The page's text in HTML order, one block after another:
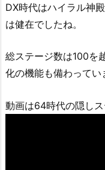
DX時代はハイラル神
は健在でしたね。
総ステージ数は100を
化の機能も備わってい
動画は64時代の隠しス